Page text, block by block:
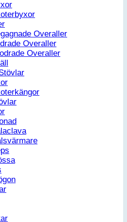
Overaller
Overaller
Overaller